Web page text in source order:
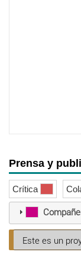
Prensa y
Crítica
Este es un